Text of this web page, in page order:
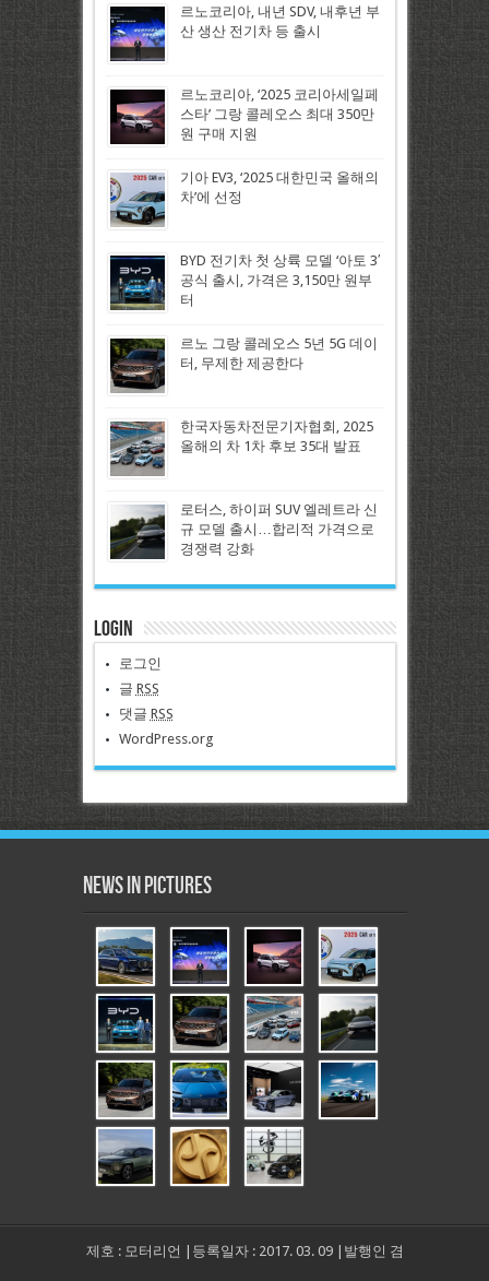
르노코리아, 내년 SDV, 내후년 부
산 생산 전기차 등 출시
르노코리아, ‘2025 코리아세일페
스타’ 그랑 콜레오스 최대 350만
원 구매 지원
기아 EV3, ‘2025 대한민국 올해의
차’에 선정
BYD 전기차 첫 상륙 모델 ‘아토 3′
공식 출시, 가격은 3,150만 원부
터
르노 그랑 콜레오스 5년 5G 데이
터, 무제한 제공한다
한국자동차전문기자협회, 2025
올해의 차 1차 후보 35대 발표
로터스, 하이퍼 SUV 엘레트라 신
규 모델 출시…합리적 가격으로
경쟁력 강화
Login
로그인
글 RSS
댓글 RSS
WordPress.org
News in Pictures
제호 : 모터리언 |등록일자 : 2017. 03. 09 |발행인 겸